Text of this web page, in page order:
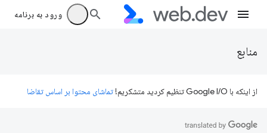
ورود به برنامه
منابع
از اینکه با Google I/O تنظیم کردید متشکریم! تماشای محتوا بر اساس تقاضا